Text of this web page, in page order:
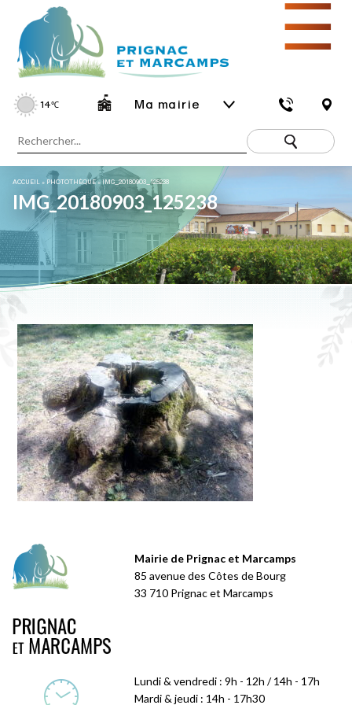
14℃ Ma mairie
☰
ACCUEIL » PHOTOTHÈQUE»IMG_20180903_125238
IMG_20180903_125238
Mairie de Prignac et Marcamps
85 avenue des Côtes de Bourg
33 710 Prignac et Marcamps
Lundi & vendredi : 9h - 12h / 14h - 17h
Mardi & jeudi : 14h - 17h30